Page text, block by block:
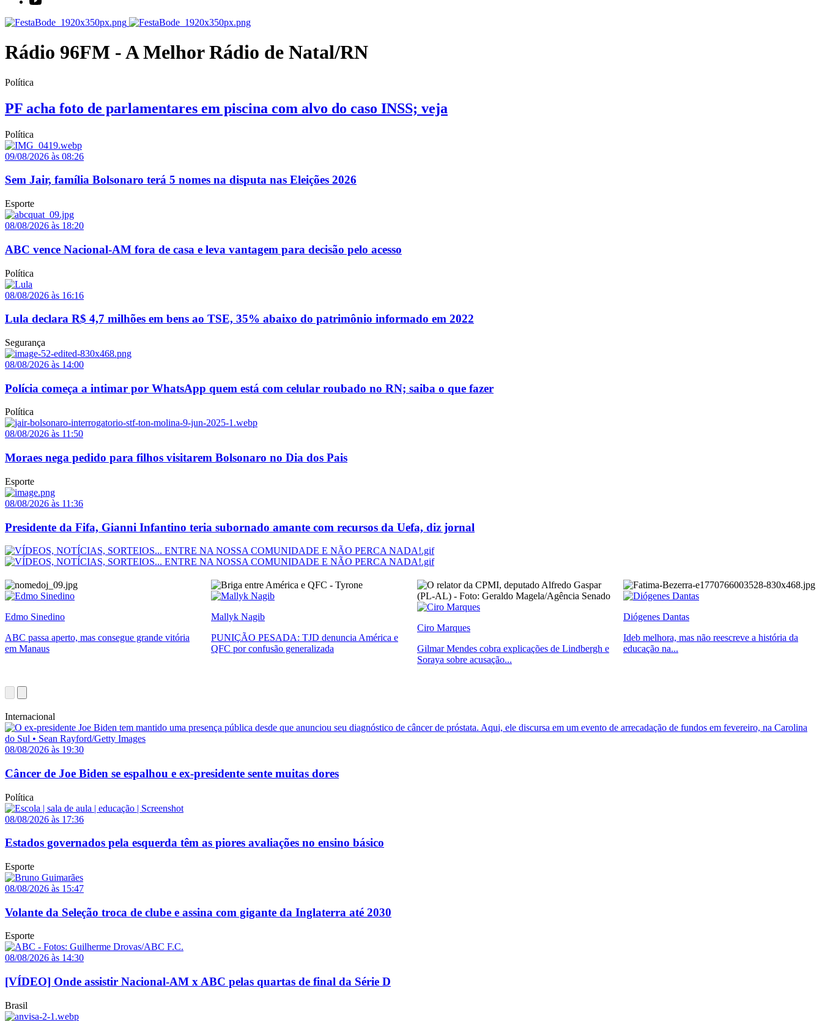
Rádio 96FM - A Melhor Rádio de Natal/RN
Política
PF acha foto de parlamentares em piscina com alvo do caso INSS; veja
Política
09/08/2026 às 08:26
Sem Jair, família Bolsonaro terá 5 nomes na disputa nas Eleições 2026
Esporte
08/08/2026 às 18:20
ABC vence Nacional-AM fora de casa e leva vantagem para decisão pelo acesso
Política
08/08/2026 às 16:16
Lula declara R$ 4,7 milhões em bens ao TSE, 35% abaixo do patrimônio informado em 2022
Segurança
08/08/2026 às 14:00
Polícia começa a intimar por WhatsApp quem está com celular roubado no RN; saiba o que fazer
Política
08/08/2026 às 11:50
Moraes nega pedido para filhos visitarem Bolsonaro no Dia dos Pais
Esporte
08/08/2026 às 11:36
Presidente da Fifa, Gianni Infantino teria subornado amante com recursos da Uefa, diz jornal
Edmo Sinedino
ABC passa aperto, mas consegue grande vitória
em Manaus
Mallyk Nagib
PUNIÇÃO PESADA: TJD denuncia América e
QFC por confusão generalizada
Ciro Marques
Gilmar Mendes cobra explicações de Lindbergh e
Soraya sobre acusação...
Diógenes Dantas
Ideb melhora, mas não reescreve a história da
educação na...
Internacional
08/08/2026 às 19:30
Câncer de Joe Biden se espalhou e ex-presidente sente muitas dores
Política
08/08/2026 às 17:36
Estados governados pela esquerda têm as piores avaliações no ensino básico
Esporte
08/08/2026 às 15:47
Volante da Seleção troca de clube e assina com gigante da Inglaterra até 2030
Esporte
08/08/2026 às 14:30
[VÍDEO] Onde assistir Nacional-AM x ABC pelas quartas de final da Série D
Brasil